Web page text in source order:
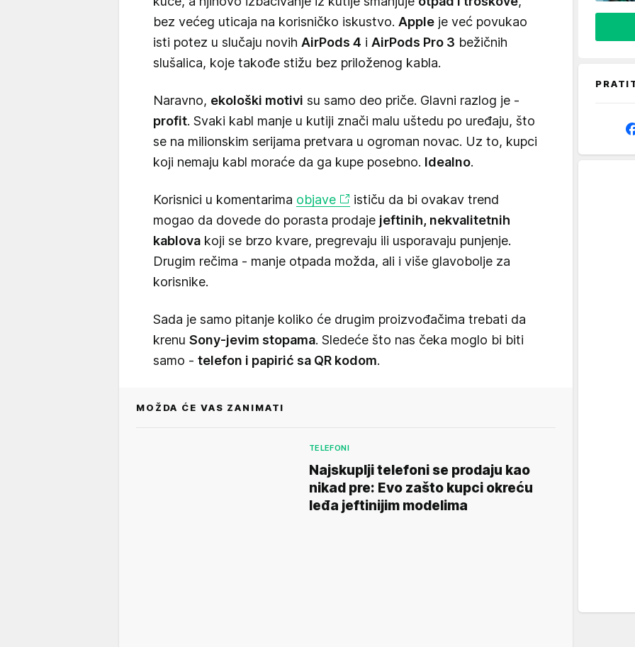
bez većeg uticaja na korisničko iskustvo. Apple je već povukao
isti potez u slučaju novih AirPods 4 i AirPods Pro 3 bežičnih
slušalica, koje takođe stižu bez priloženog kabla.
Naravno, ekološki motivi su samo deo priče. Glavni razlog je -
profit. Svaki kabl manje u kutiji znači malu uštedu po uređaju, što
se na milionskim serijama pretvara u ogroman novac. Uz to, kupci
koji nemaju kabl moraće da ga kupe posebno. Idealno.
Korisnici u komentarima objave
ističu da bi ovakav trend
mogao da dovede do porasta prodaje jeftinih, nekvalitetnih
kablova koji se brzo kvare, pregrevaju ili usporavaju punjenje.
Drugim rečima - manje otpada možda, ali i više glavobolje za
korisnike.
Sada je samo pitanje koliko će drugim proizvođačima trebati da
krenu Sony-jevim stopama. Sledeće što nas čeka moglo bi biti
samo - telefon i papirić sa QR kodom.
MOŽDA ĆE VAS ZANIMATI
TELEFONI
Najskuplji telefoni se prodaju kao
nikad pre: Evo zašto kupci okreću
leđa jeftinijim modelima